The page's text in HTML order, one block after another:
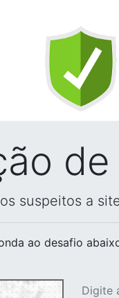
suspeitos a
ao desafio
Digite